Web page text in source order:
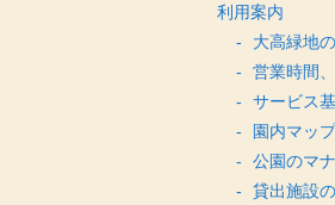
利用案内
大高緑地
営業時間
サービス
園内マッ
公園のマ
貸出施設